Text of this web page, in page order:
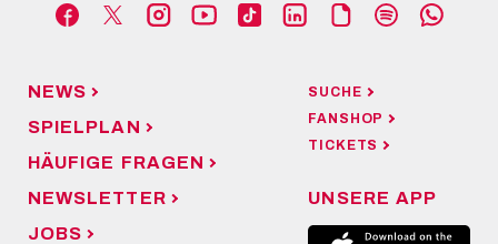
NEWS
SPIELPLAN
HÄUFIGE FRAGEN
NEWSLETTER
JOBS
SUCHE
FANSHOP
TICKETS
UNSERE APP